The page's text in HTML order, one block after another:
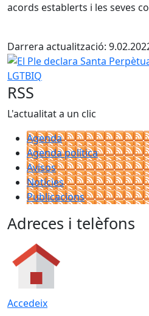
acords establerts i les seves
Darrera actualització:
El Ple declara Santa Perpètua
RSS
L'actualitat a un clic
Agenda
Agenda política
Avisos
Notícies
Publicacions
Adreces i telèfons
Accedeix